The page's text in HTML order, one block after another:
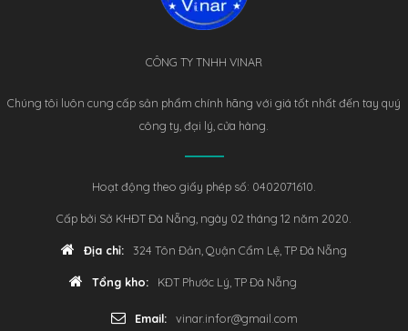
CÔNG TY TNHH VINAR
Chúng tôi luôn cung cấp sản phẩm chính hãng với giá tốt nhất đến tay quý
công ty, đại lý, cửa hàng.
Hoạt động theo giấy phép số: 0402071610.
Cấp bởi Sở KHĐT Đà Nẵng, ngày 02 tháng 12 năm 2020.
Địa chỉ: 324 Tôn Đản, Quận Cẩm Lệ, TP Đà Nẵng
Tổng kho: KĐT Phước Lý, TP Đà Nẵng
Email: vinar.infor@gmail.com